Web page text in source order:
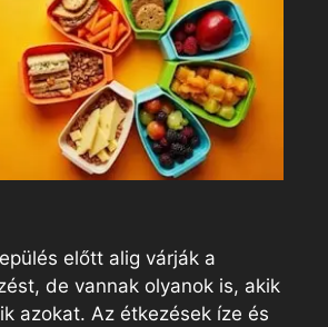
előtt alig várják a
de vannak olyanok is, akik
azokat. Az étkezések íze és